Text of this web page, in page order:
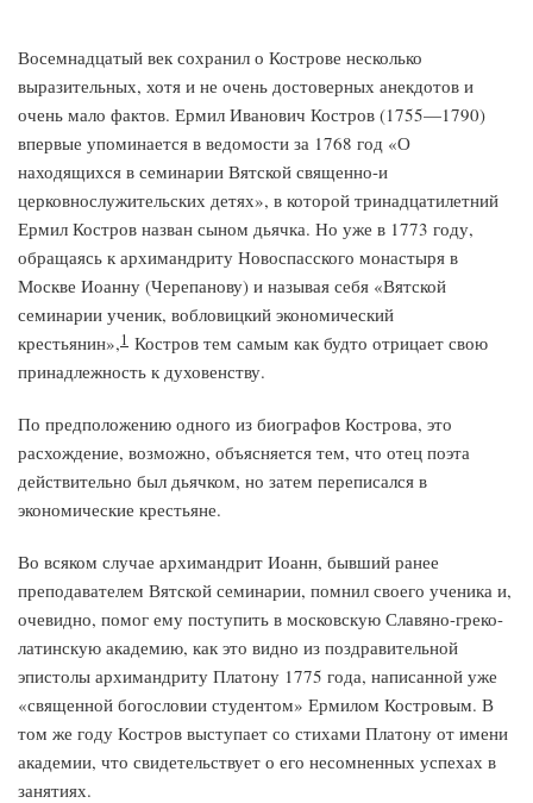
Восемнадцатый век сохранил о Кострове несколько
выразительных, хотя и не очень достоверных анекдотов и
очень мало фактов. Ермил Иванович Костров (1755—1790)
впервые упоминается в ведомости за 1768 год «О
находящихся в семинарии Вятской священно-и
церковнослужительских детях», в которой тринадцатилетний
Ермил Костров назван сыном дьячка. Но уже в 1773 году,
обращаясь к архимандриту Новоспасского монастыря в
Москве Иоанну (Черепанову) и называя себя «Вятской
семинарии ученик, вобловицкий экономический
крестьянин»,1 Костров тем самым как будто отрицает свою
принадлежность к духовенству.
По предположению одного из биографов Кострова, это
расхождение, возможно, объясняется тем, что отец поэта
действительно был дьячком, но затем переписался в
экономические крестьяне.
Во всяком случае архимандрит Иоанн, бывший ранее
преподавателем Вятской семинарии, помнил своего ученика и,
очевидно, помог ему поступить в московскую Славяно-греко-
латинскую академию, как это видно из поздравительной
эпистолы архимандриту Платону 1775 года, написанной уже
«священной богословии студентом» Ермилом Костровым. В
том же году Костров выступает со стихами Платону от имени
академии, что свидетельствует о его несомненных успехах в
занятиях.